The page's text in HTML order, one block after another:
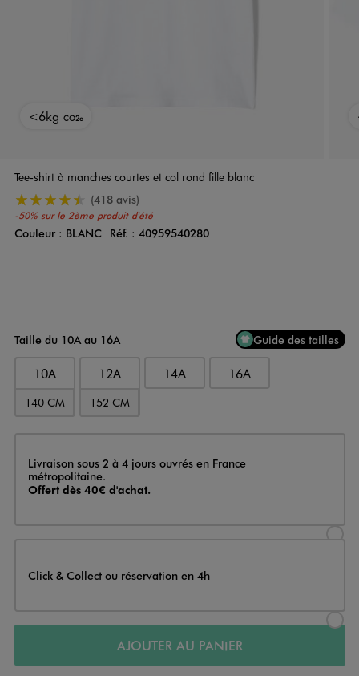
<6kg CO2e
Tee-shirt à manches courtes et col rond fille blanc
-50% sur le 2ème produit d'été
4.5/5 de moyenne
(418 avis)
Couleur
Couleur : BLANC Réf. : 40959540280
Taille du 10A au 16A Guide des tailles
10A
140 CM
12A
152 CM
14A 16A
Livraison
Livraison sous 2 à 4 jours ouvrés en France
métropolitaine.
Offert dès 40€ d'achat.
Click & Collect ou réservation en 4h
AJOUTER AU PANIER